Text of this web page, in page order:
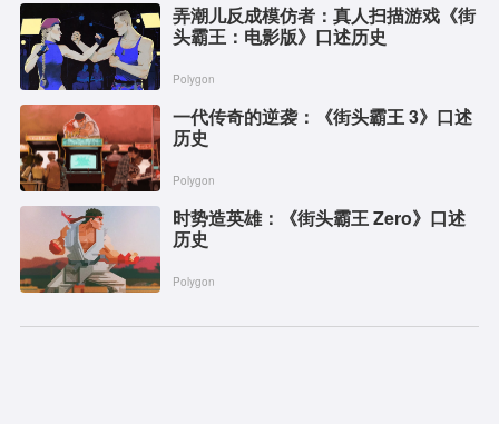
弄潮儿反成模仿者：真人扫描游戏《街
头霸王：电影版》口述历史
Polygon
一代传奇的逆袭：《街头霸王 3》口述
历史
Polygon
时势造英雄：《街头霸王 Zero》口述
历史
Polygon